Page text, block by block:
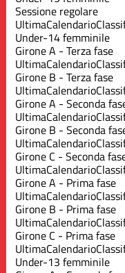
Sessione regolare
UltimaCalendario
Under-14 femminile
Girone A - Terza fase
UltimaCalendario
Girone B - Terza fase
UltimaCalendario
Girone A - Seconda
UltimaCalendario
Girone B - Seconda
UltimaCalendario
Girone C - Seconda
UltimaCalendario
Girone A - Prima fase
UltimaCalendario
Girone B - Prima fase
UltimaCalendario
Girone C - Prima fase
UltimaCalendario
Under-13 femminile